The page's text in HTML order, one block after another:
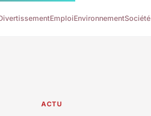
EmploiEnvironnementSociété
ACTU